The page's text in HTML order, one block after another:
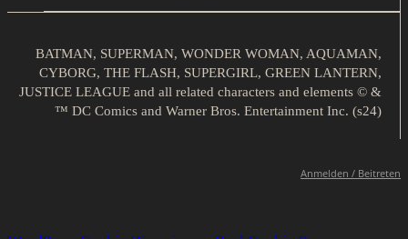
BATMAN, SUPERMAN, WONDER WOMAN, AQUAMAN,
CYBORG, THE FLASH, SUPERGIRL, GREEN LANTERN,
JUSTICE LEAGUE and all related characters and elements © &
™ DC Comics and Warner Bros. Entertainment Inc. (s24)
Anmelden / Beitreten